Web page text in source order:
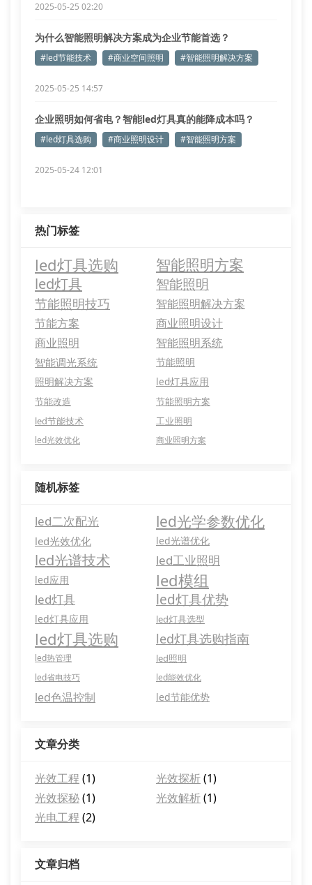
2025-05-25 02:20
为什么智能照明解决方案成为企业节能首选？
#led节能技术 #商业空间照明 #智能照明解决方案
2025-05-25 14:57
企业照明如何省电？智能led灯具真的能降成本吗？
#led灯具选购 #商业照明设计 #智能照明方案
2025-05-24 12:01
热门标签
led灯具选购 智能照明方案
led灯具 智能照明
节能照明技巧 智能照明解决方案
节能方案
商业照明设计
商业照明
智能照明系统
智能调光系统
节能照明
照明解决方案
led灯具应用
节能改造
节能照明方案
led节能技术
工业照明
led光效优化 商业照明方案
随机标签
led二次配光 led光学参数优化
led光效优化 led光谱优化
led光谱技术 led工业照明
led应用 led模组
led灯具 led灯具优势
led灯具应用 led灯具选型
led灯具选购 led灯具选购指南
led热管理 led照明
led省电技巧 led能效优化
led色温控制 led节能优势
文章分类
光效工程 (1) 光效探析(1)
光效探秘(1) 光效解析(1)
光电工程 (2)
文章归档